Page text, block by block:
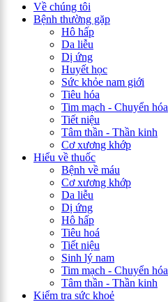
Về chúng tôi
Bệnh thường gặp
Hô hấp
Da liễu
Dị ứng
Huyết học
Sức khỏe nam giới
Tiêu hóa
Tim mạch - Chuyển hóa
Tiết niệu
Tâm thần - Thần kinh
Cơ xương khớp
Hiểu về thuốc
Bệnh về máu
Cơ xương khớp
Da liễu
Dị ứng
Hô hấp
Tiêu hoá
Tiết niệu
Sinh lý nam
Tim mạch - Chuyển hóa
Tâm thần - Thần kinh
Kiểm tra sức khoẻ